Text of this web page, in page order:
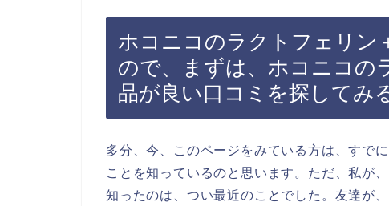
ホコニコのラクトフェリン
ので、まずは、ホコニコの
品が良い口コミを探してみ
多分、今、このページをみている方は、すで
ことを知っているのと思います。ただ、私が
知ったのは、つい最近のことでした。友達が、